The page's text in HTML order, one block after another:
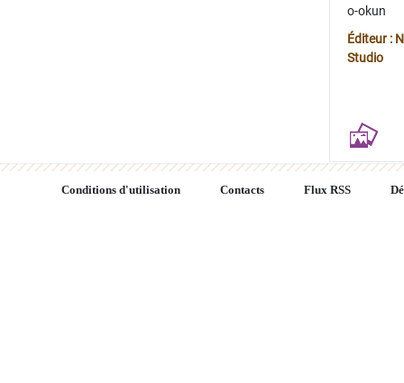
o-okun
Éditeur :
Studio
Conditions d'utilisation Contacts Flux RSS